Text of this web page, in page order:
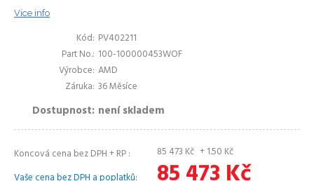
Více info
Kód PV402211
Part No. 100-100000453WOF
Výrobce AMD
Záruka 36 Měsíce
Dostupnost není skladem
Koncová cena bez DPH + RP 85 473 Kč + 1.50 Kč
Vaše cena bez DPH a poplatků